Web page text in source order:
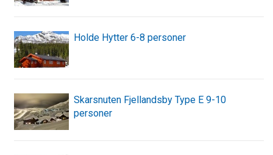
Holde Hytter 6-8 personer
Skarsnuten Fjellandsby Type E 9-10
personer